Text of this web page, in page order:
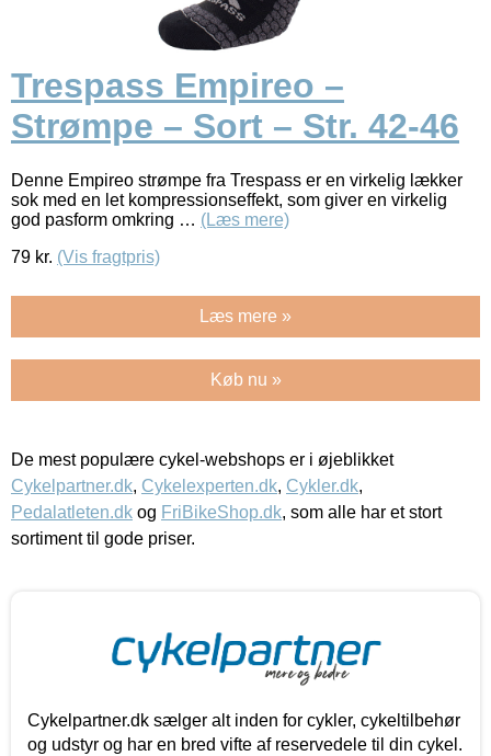
Trespass Empireo –
Strømpe – Sort – Str. 42-46
Denne Empireo strømpe fra Trespass er en virkelig lækker
sok med en let kompressionseffekt, som giver en virkelig
god pasform omkring … (Læs mere)
79 kr. (Vis fragtpris)
Læs mere »
Køb nu »
De mest populære cykel-webshops er i øjeblikket
Cykelpartner.dk, Cykelexperten.dk, Cykler.dk,
Pedalatleten.dk og FriBikeShop.dk, som alle har et stort
sortiment til gode priser.
Cykelpartner.dk sælger alt inden for cykler, cykeltilbehør
og udstyr og har en bred vifte af reservedele til din cykel.